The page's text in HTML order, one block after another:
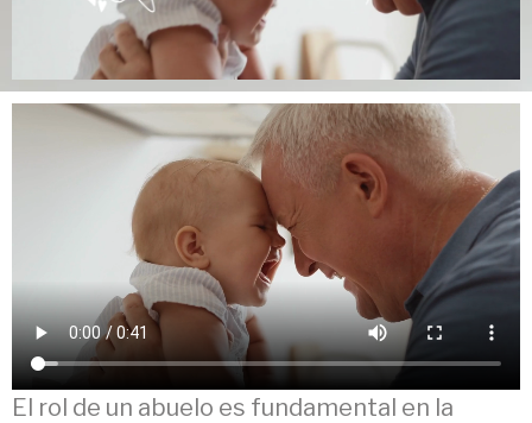
El rol de un abuelo es fundamental en la